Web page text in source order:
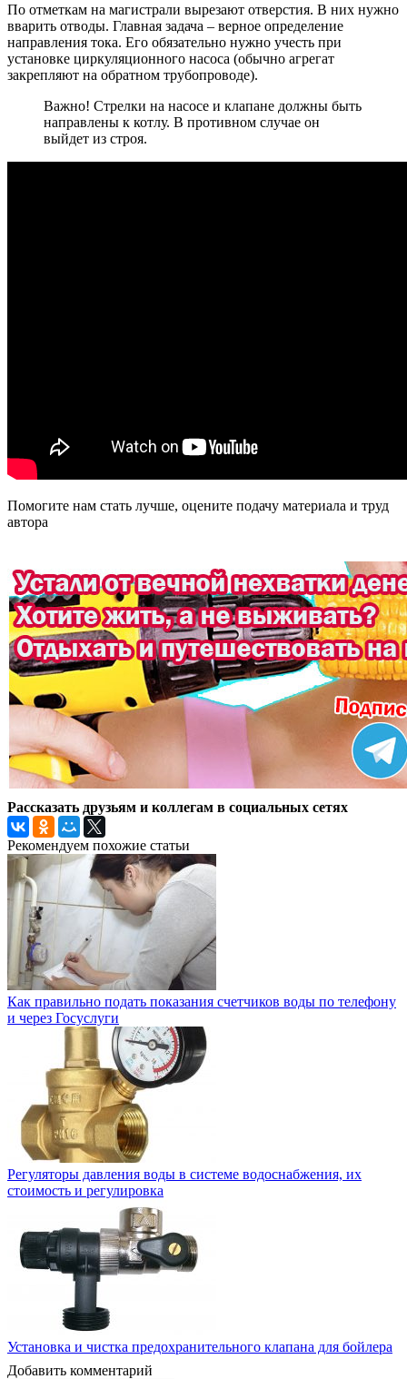
По отметкам на магистрали вырезают отверстия. В них нужно
вварить отводы. Главная задача – верное определение
направления тока. Его обязательно нужно учесть при
установке циркуляционного насоса (обычно агрегат
закрепляют на обратном трубопроводе).
Важно! Стрелки на насосе и клапане должны быть
направлены к котлу. В противном случае он
выйдет из строя.
Помогите нам стать лучше, оцените подачу материала и труд
автора
Рассказать друзьям и коллегам в социальных сетях
Рекомендуем похожие статьи
Как правильно подать показания счетчиков воды по телефону
и через Госуслуги
Регуляторы давления воды в системе водоснабжения, их
стоимость и регулировка
Установка и чистка предохранительного клапана для бойлера
Добавить комментарий